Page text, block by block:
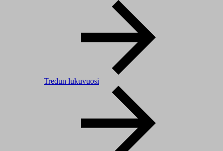
Tredun lukuvuosi